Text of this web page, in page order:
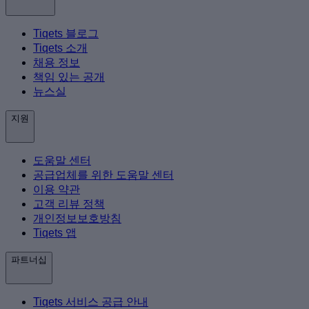
Tiqets 블로그
Tiqets 소개
채용 정보
책임 있는 공개
뉴스실
지원
도움말 센터
공급업체를 위한 도움말 센터
이용 약관
고객 리뷰 정책
개인정보보호방침
Tiqets 앱
파트너십
Tiqets 서비스 공급 안내